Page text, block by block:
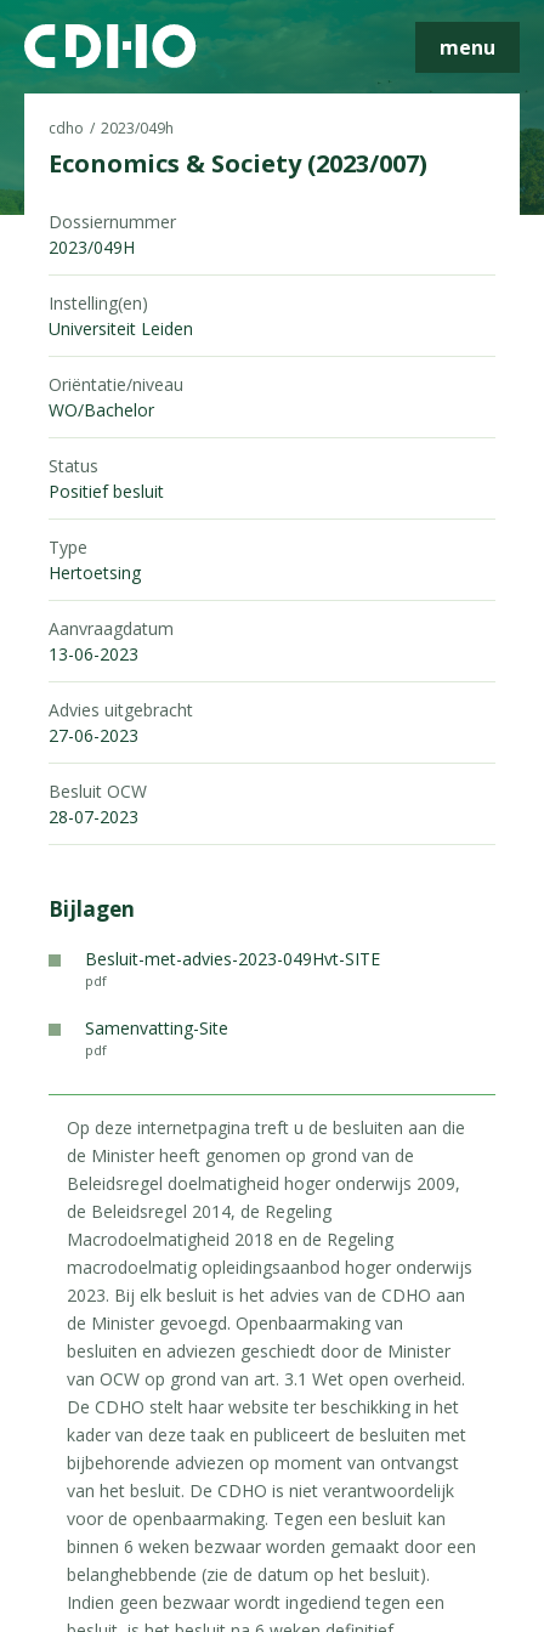
menu
cdho 2023/049h
Economics & Society (2023/007)
Dossiernummer
2023/049H
Instelling(en)
Universiteit Leiden
Oriëntatie/niveau
WO/Bachelor
Status
Positief besluit
Type
Hertoetsing
Aanvraagdatum
13-06-2023
Advies uitgebracht
27-06-2023
Besluit OCW
28-07-2023
Bijlagen
Besluit-met-advies-2023-049Hvt-SITE
pdf
Samenvatting-Site
pdf
Op deze internetpagina treft u de besluiten aan die
de Minister heeft genomen op grond van de
Beleidsregel doelmatigheid hoger onderwijs 2009,
de Beleidsregel 2014, de Regeling
Macrodoelmatigheid 2018 en de Regeling
macrodoelmatig opleidingsaanbod hoger onderwijs
2023. Bij elk besluit is het advies van de CDHO aan
de Minister gevoegd. Openbaarmaking van
besluiten en adviezen geschiedt door de Minister
van OCW op grond van art. 3.1 Wet open overheid.
De CDHO stelt haar website ter beschikking in het
kader van deze taak en publiceert de besluiten met
bijbehorende adviezen op moment van ontvangst
van het besluit. De CDHO is niet verantwoordelijk
voor de openbaarmaking. Tegen een besluit kan
binnen 6 weken bezwaar worden gemaakt door een
belanghebbende (zie de datum op het besluit).
Indien geen bezwaar wordt ingediend tegen een